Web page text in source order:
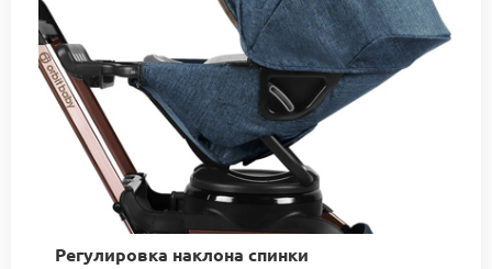
Регулировка наклона спинки